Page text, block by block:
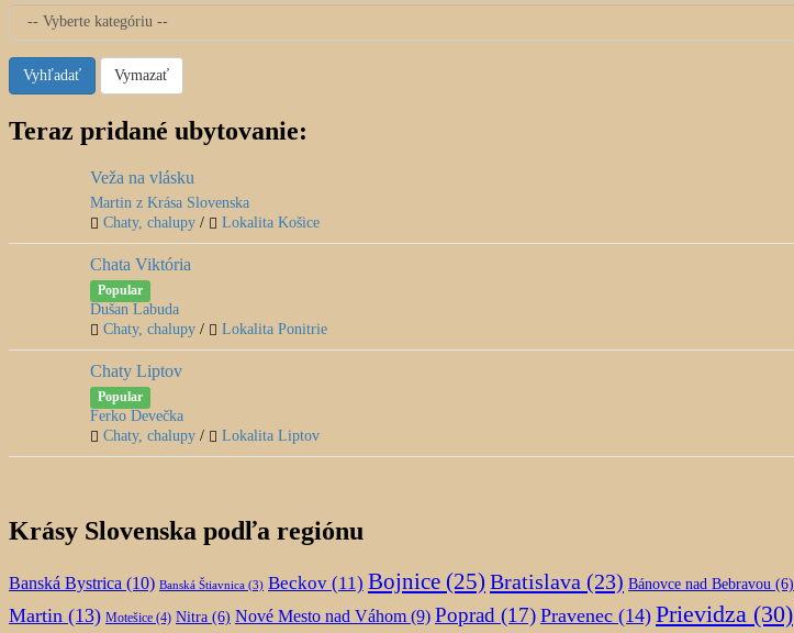
Vyhľadať Vymazať
Teraz pridané ubytovanie:
Veža na vlásku
Martin z Krása Slovenska
Chaty, chalupy / Lokalita Košice
Chata Viktória
Popular
Dušan Labuda
Chaty, chalupy / Lokalita Ponitrie
Chaty Liptov
Popular
Ferko Devečka
Chaty, chalupy / Lokalita Liptov
Krásy Slovenska podľa regiónu
Banská Bystrica (10) Banská Štiavnica (3) Beckov (11) Bojnice (25) Bratislava (23) Bánovce nad Bebravou (6)
Martin (13) Motešice (4) Nitra (6) Nové Mesto nad Váhom (9) Poprad (17) Pravenec (14) Prievidza (30)